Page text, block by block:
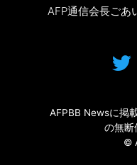
AFP通信会長ごあ
AFPBB Newsに掲
の無断
©